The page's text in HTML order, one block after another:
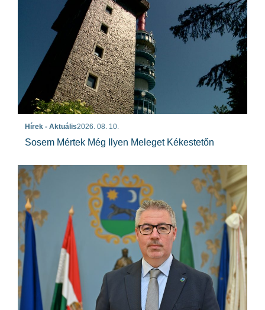
Hírek - Aktuális2026. 08. 10.
Sosem Mértek Még Ilyen Meleget Kékestetőn